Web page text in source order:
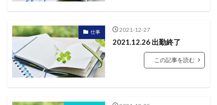
仕事 2021-12-27
2021.12.26 出勤終了
この記事を読む